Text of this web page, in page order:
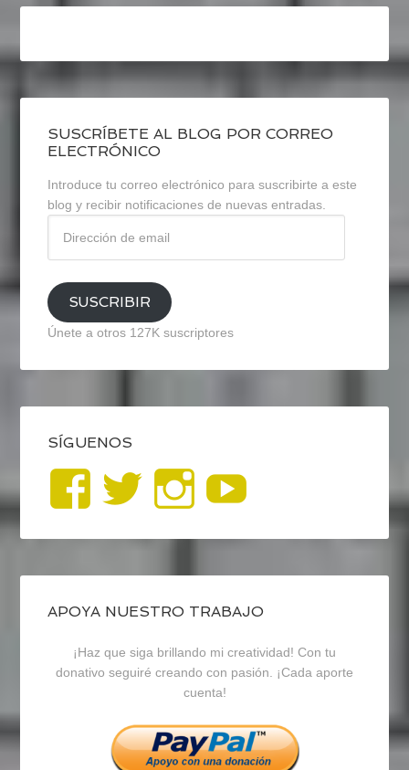
SUSCRÍBETE AL BLOG POR CORREO
ELECTRÓNICO
Introduce tu correo electrónico para suscribirte a este
blog y recibir notificaciones de nuevas entradas.
email
SUSCRIBIR
Únete a otros 127K suscriptores
SÍGUENOS
Ver
perfil
de
blogrecursosep
en
Facebook
Ver
perfil
de
recursosep
en
Twitter
Ver
perfil
de
recursosep
en
Instagram
APOYA NUESTRO TRABAJO
¡Haz que siga brillando mi creatividad! Con tu
donativo seguiré creando con pasión. ¡Cada aporte
cuenta!